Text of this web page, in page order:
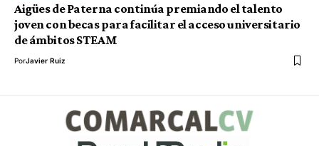
Aigües de Paterna continúa premiando el talento
joven con becas para facilitar el acceso universitario
de ámbitos STEAM
PorJavier Ruiz